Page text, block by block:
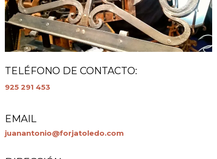
TELÉFONO DE CONTACTO:
925 291 453
EMAIL
juanantonio@forjatoledo.com